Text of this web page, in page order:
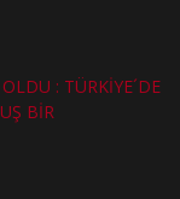
: TÜRKİYE´DE
BİR